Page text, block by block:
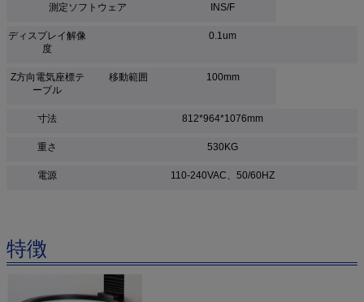
測定ソフトウェア INS/F
ディスプレイ解像
度
0.1um
Z方向電気座標テ
ーブル
移動範囲 100mm
寸法 812*964*1076mm
重さ 530KG
電源 110-240VAC、50/60HZ
特徴